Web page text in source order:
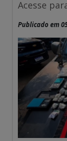
Acesse
Publicado em